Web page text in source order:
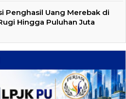
Penghasil Uang Merebak di
Hingga Puluhan Juta